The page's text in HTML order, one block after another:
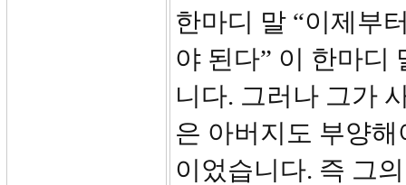
한마디 말 “이제부
야 된다” 이 한마디
니다. 그러나 그가
은 아버지도 부양
이었습니다. 즉 그